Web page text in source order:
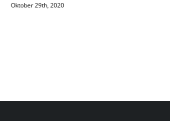
Oktober 29th, 2020